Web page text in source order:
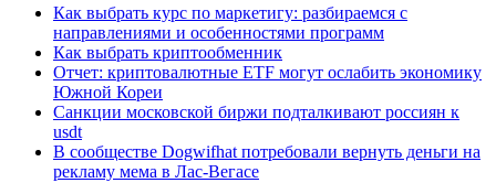
Как выбрать курс по маркетигу: разбираемся с
направлениями и особенностями программ
Как выбрать криптообменник
Отчет: криптовалютные ETF могут ослабить экономику
Южной Кореи
Санкции московской биржи подталкивают россиян к
usdt
В сообществе Dogwifhat потребовали вернуть деньги на
рекламу мема в Лас-Вегасе